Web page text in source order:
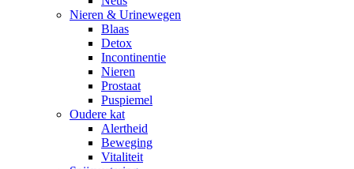
Nieren & Urinewegen
Blaas
Detox
Incontinentie
Nieren
Prostaat
Puspiemel
Oudere kat
Alertheid
Beweging
Vitaliteit